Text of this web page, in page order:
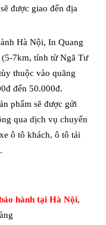
được giao đến địa
Hà Nội, In Quang
7km, tính từ Ngã Tư
thuộc vào quãng
đến 50.000đ.
phẩm sẽ được gửi
qua dịch vụ chuyển
ô tô khách, ô tô tải
hành tại Hà Nội,